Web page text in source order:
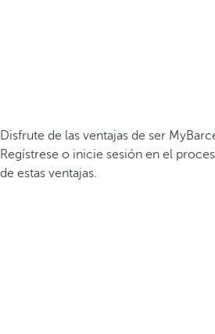
Disfrute de las ventajas de ser
Regístrese o inicie sesión en el
de estas ventajas.